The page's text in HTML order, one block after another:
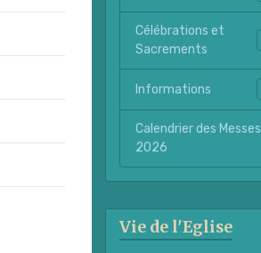
Célébrations et
Sacrements
Informations
Calendrier des Messes
2026
Vie de l'Eglise